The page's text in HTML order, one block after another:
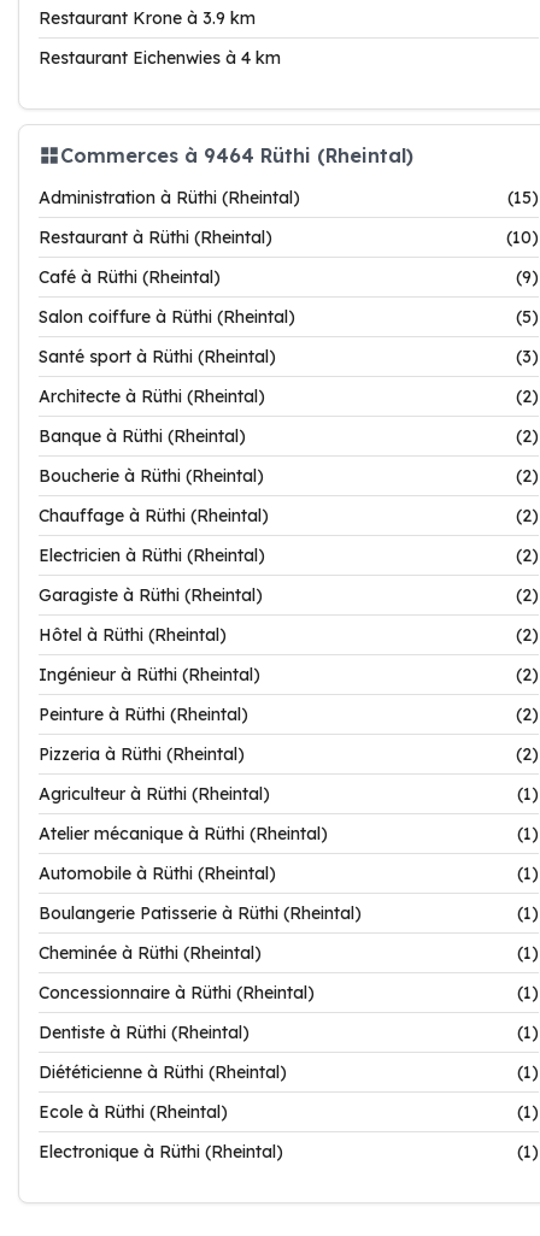
Restaurant Krone à 3.9 km
Restaurant Eichenwies à 4 km
Commerces à 9464 Rüthi (Rheintal)
Administration à Rüthi (Rheintal)
(15)
Restaurant à Rüthi (Rheintal)
(10)
Café à Rüthi (Rheintal)
(9)
Salon coiffure à Rüthi (Rheintal)
(5)
Santé sport à Rüthi (Rheintal)
(3)
Architecte à Rüthi (Rheintal)
(2)
Banque à Rüthi (Rheintal)
(2)
Boucherie à Rüthi (Rheintal)
(2)
Chauffage à Rüthi (Rheintal)
(2)
Electricien à Rüthi (Rheintal)
(2)
Garagiste à Rüthi (Rheintal)
(2)
Hôtel à Rüthi (Rheintal)
(2)
Ingénieur à Rüthi (Rheintal)
(2)
Peinture à Rüthi (Rheintal)
(2)
Pizzeria à Rüthi (Rheintal)
(2)
Agriculteur à Rüthi (Rheintal)
(1)
Atelier mécanique à Rüthi (Rheintal)
(1)
Automobile à Rüthi (Rheintal)
(1)
Boulangerie Patisserie à Rüthi (Rheintal)
(1)
Cheminée à Rüthi (Rheintal)
(1)
Concessionnaire à Rüthi (Rheintal)
(1)
Dentiste à Rüthi (Rheintal)
(1)
Diététicienne à Rüthi (Rheintal)
(1)
Ecole à Rüthi (Rheintal)
(1)
Electronique à Rüthi (Rheintal)
(1)